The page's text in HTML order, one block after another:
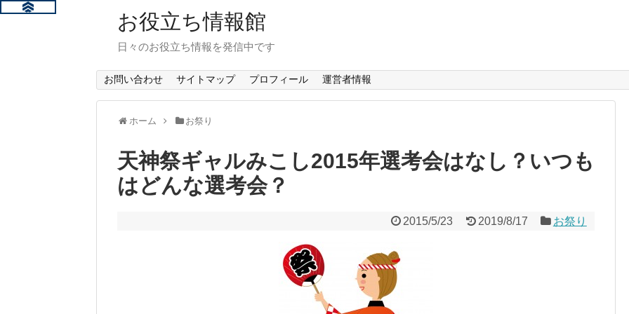
お役立ち情報館
日々のお役立ち情報を発信中です
お問い合わせ サイトマップ プロフィール 運営者情報
ホーム お祭り
天神祭ギャルみこし2015年選考会はなし？いつも
はどんな選考会？
2015/5/23 2019/8/17 お祭り